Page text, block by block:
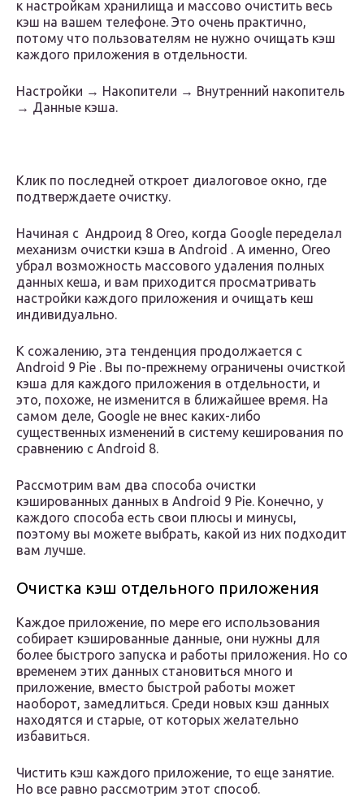
к настройкам хранилища и массово очистить весь
кэш на вашем телефоне. Это очень практично,
потому что пользователям не нужно очищать кэш
каждого приложения в отдельности.
Настройки → Накопители → Внутренний накопитель
→ Данные кэша.
Клик по последней откроет диалоговое окно, где
подтверждаете очистку.
Начиная с Андроид 8 Oreo, когда Google переделал
механизм очистки кэша в Android . А именно, Oreo
убрал возможность массового удаления полных
данных кеша, и вам приходится просматривать
настройки каждого приложения и очищать кеш
индивидуально.
К сожалению, эта тенденция продолжается с
Android 9 Pie . Вы по-прежнему ограничены очисткой
кэша для каждого приложения в отдельности, и
это, похоже, не изменится в ближайшее время. На
самом деле, Google не внес каких-либо
существенных изменений в систему кеширования по
сравнению с Android 8.
Рассмотрим вам два способа очистки
кэшированных данных в Android 9 Pie. Конечно, у
каждого способа есть свои плюсы и минусы,
поэтому вы можете выбрать, какой из них подходит
вам лучше.
Очистка кэш отдельного приложения
Каждое приложение, по мере его использования
собирает кэшированные данные, они нужны для
более быстрого запуска и работы приложения. Но со
временем этих данных становиться много и
приложение, вместо быстрой работы может
наоборот, замедлиться. Среди новых кэш данных
находятся и старые, от которых желательно
избавиться.
Чистить кэш каждого приложение, то еще занятие.
Но все равно рассмотрим этот способ.